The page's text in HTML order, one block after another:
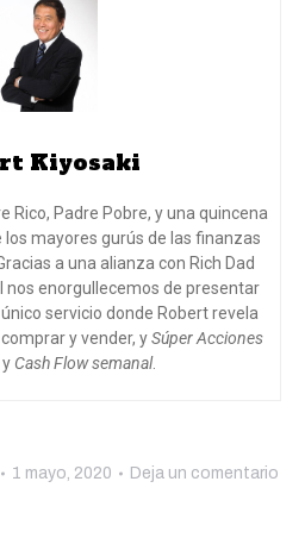
Kiyosaki
Rico, Padre Pobre, y una quincena
los mayores gurús de las finanzas
a una alianza con Rich Dad
nos enorgullecemos de presentar
único servicio donde Robert revela
y vender, ySúper Acciones
y Cash Flow semanal.
1 mayo, 2020 Deja un comentario